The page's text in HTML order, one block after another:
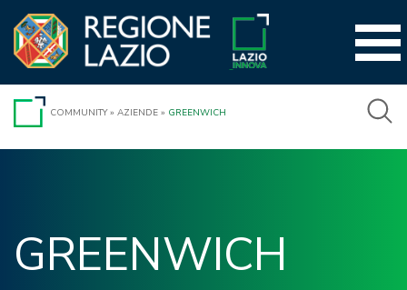
contenuto
COMMUNITY» AZIENDE » GREENWICH
GREENWICH